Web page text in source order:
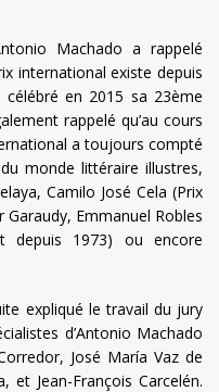
Machado a rappelé
international existe depuis
en 2015 sa 23ème
rappelé qu’au cours
a toujours compté
monde littéraire illustres,
Camilo José Cela (Prix
Emmanuel Robles
depuis 1973) ou encore
expliqué le travail du jury
d’Antonio Machado
José María Vaz de
et Jean-François Carcelén.